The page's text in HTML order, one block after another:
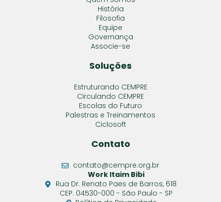
História
Filosofia
Equipe
Governança
Associe-se
Soluções
Estruturando CEMPRE
Circulando CEMPRE
Escolas do Futuro
Palestras e Treinamentos
Ciclosoft
Contato
contato@cempre.org.br
Work Itaim Bibi
Rua Dr. Renato Paes de Barros, 618
CEP. 04530-000 - São Paulo - SP